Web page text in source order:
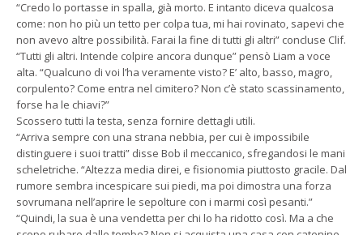
“Credo lo portasse in spalla, già morto. E intanto diceva qualcosa
come: non ho più un tetto per colpa tua, mi hai rovinato, sapevi che
non avevo altre possibilità. Farai la fine di tutti gli altri” concluse Clif.
“Tutti gli altri. Intende colpire ancora dunque” pensò Liam a voce
alta. “Qualcuno di voi l’ha veramente visto? E’ alto, basso, magro,
corpulento? Come entra nel cimitero? Non c’è stato scassinamento,
forse ha le chiavi?”
Scossero tutti la testa, senza fornire dettagli utili.
“Arriva sempre con una strana nebbia, per cui è impossibile
distinguere i suoi tratti” disse Bob il meccanico, sfregandosi le mani
scheletriche. “Altezza media direi, e fisionomia piuttosto gracile. Dal
rumore sembra incespicare sui piedi, ma poi dimostra una forza
sovrumana nell’aprire le sepolture con i marmi così pesanti.”
“Quindi, la sua è una vendetta per chi lo ha ridotto così. Ma a che